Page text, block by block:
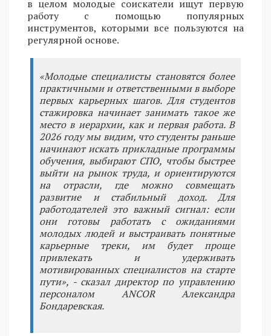
в целом молодые соискатели ищут первую
работу с помощью популярных
инструментов, которыми все пользуются на
регулярной основе.
«Молодые специалисты становятся более
практичными и ответственными в выборе
первых карьерных шагов. Для студентов
стажировка начинает занимать такое же
место в иерархии, как и первая работа. В
2026 году мы видим, что студенты раньше
начинают искать прикладные программы
обучения, выбирают СПО, чтобы быстрее
выйти на рынок труда, и ориентируются
на отрасли, где можно совмещать
развитие и стабильный доход. Для
работодателей это важный сигнал: если
они готовы работать с ожиданиями
молодых людей и выстраивать понятные
карьерные треки, им будет проще
привлекать и удерживать
мотивированных специалистов на старте
пути», - сказал директор по управлению
персоналом ANCOR Александра
Бондаревская.